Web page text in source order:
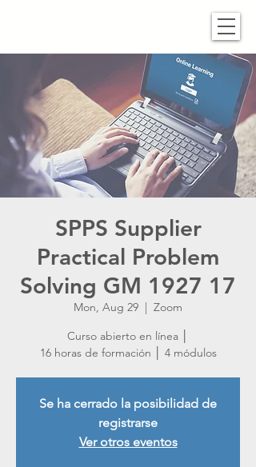
SPPS Supplier
Practical Problem
Solving GM 1927 17
Mon, Aug 29
  |
Zoom
Curso abierto en línea │
16 horas de formación │ 4 módulos
Se ha cerrado la posibilidad de
registrarse
Ver otros eventos